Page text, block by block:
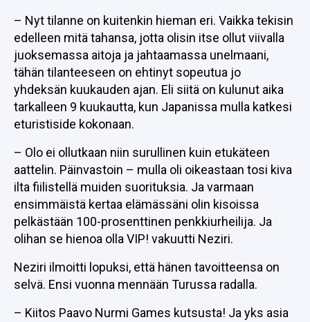
– Nyt tilanne on kuitenkin hieman eri. Vaikka tekisin
edelleen mitä tahansa, jotta olisin itse ollut viivalla
juoksemassa aitoja ja jahtaamassa unelmaani,
tähän tilanteeseen on ehtinyt sopeutua jo
yhdeksän kuukauden ajan. Eli siitä on kulunut aika
tarkalleen 9 kuukautta, kun Japanissa mulla katkesi
eturistiside kokonaan.
– Olo ei ollutkaan niin surullinen kuin etukäteen
aattelin. Päinvastoin – mulla oli oikeastaan tosi kiva
ilta fiilistellä muiden suorituksia. Ja varmaan
ensimmäistä kertaa elämässäni olin kisoissa
pelkästään 100-prosenttinen penkkiurheilija. Ja
olihan se hienoa olla VIP! vakuutti Neziri.
Neziri ilmoitti lopuksi, että hänen tavoitteensa on
selvä. Ensi vuonna mennään Turussa radalla.
– Kiitos Paavo Nurmi Games kutsusta! Ja yks asia